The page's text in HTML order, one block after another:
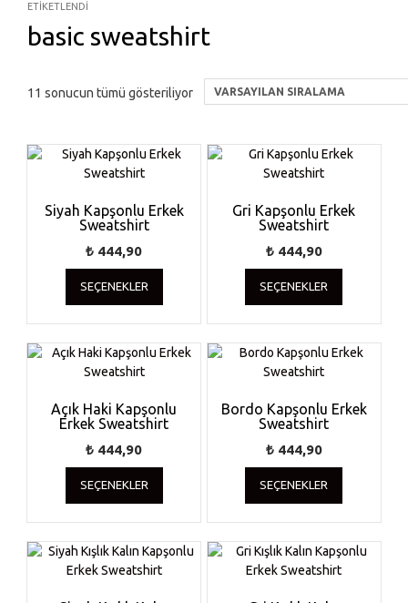
ETIKETLENDI
basic sweatshirt
11 sonucun tümü gösteriliyor
Siyah Kapşonlu Erkek
Sweatshirt
₺ 444,90
SEÇENEKLER
Bu
birden
fazla
varyasyonu
ürün
sayfasından
Gri Kapşonlu Erkek
Sweatshirt
₺444,90
SEÇENEKLER
Bu
birden
fazla
varyasyonu
ürün
Açık Haki Kapşonlu
Erkek Sweatshirt
₺ 444,90
SEÇENEKLER
Bu
birden
fazla
varyasyonu
Bordo Kapşonlu Erkek
Sweatshirt
₺444,90
SEÇENEKLER
Bu
birden
fazla
varyasyonu